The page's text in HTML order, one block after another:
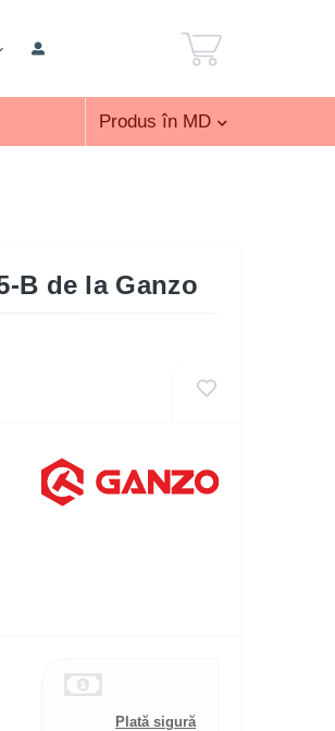
Produs în MD
B de la Ganzo
Plată sigură